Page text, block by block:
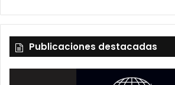
Publicaciones destacadas